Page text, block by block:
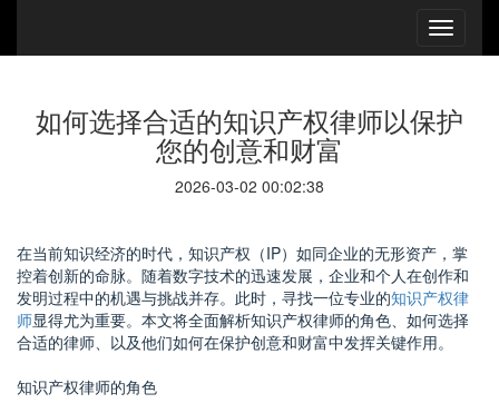
如何选择合适的知识产权律师以保护
您的创意和财富
2026-03-02 00:02:38
在当前知识经济的时代，知识产权（IP）如同企业的无形资产，掌
控着创新的命脉。随着数字技术的迅速发展，企业和个人在创作和
发明过程中的机遇与挑战并存。此时，寻找一位专业的知识产权律
师显得尤为重要。本文将全面解析知识产权律师的角色、如何选择
合适的律师、以及他们如何在保护创意和财富中发挥关键作用。
知识产权律师的角色